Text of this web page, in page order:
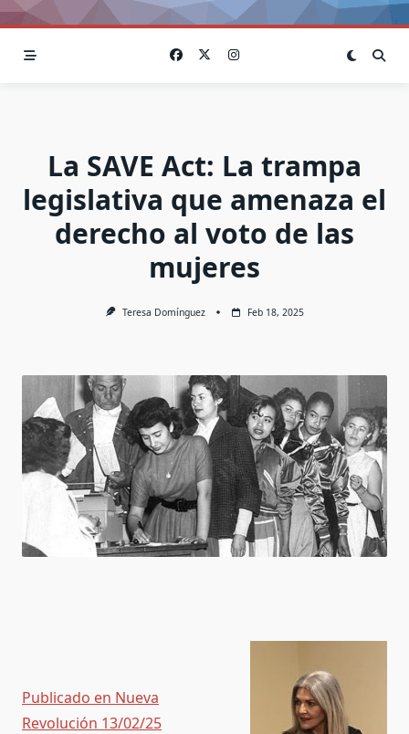
La SAVE Act: La trampa
legislativa que amenaza el
derecho al voto de las
mujeres
Teresa Domínguez Feb 18, 2025
Publicado en Nueva
Revolución 13/02/25